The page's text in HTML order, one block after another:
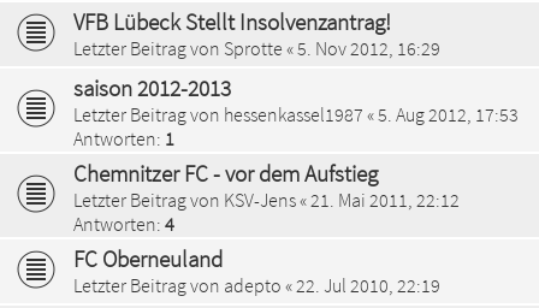
VFB Lübeck Stellt Insolvenzantrag!
Letzter Beitrag von Sprotte «5. Nov 2012, 16:29
saison 2012-2013
Letzter Beitrag von hessenkassel1987 «5. Aug 2012, 17:53
Antworten: 1
Chemnitzer FC - vor dem Aufstieg
Letzter Beitrag von KSV-Jens« 21. Mai 2011, 22:12
Antworten: 4
FC Oberneuland
Letzter Beitrag von adepto « 22. Jul 2010, 22:19